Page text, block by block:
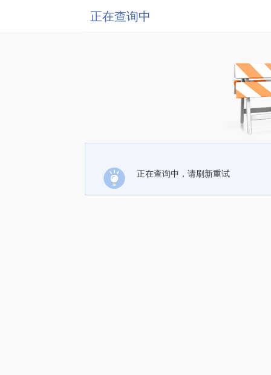
正在查询中
正在查询中，请刷新重试